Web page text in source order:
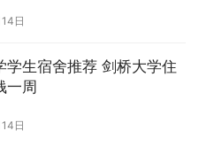
日
学生宿舍推荐 剑桥大学住
一周
日